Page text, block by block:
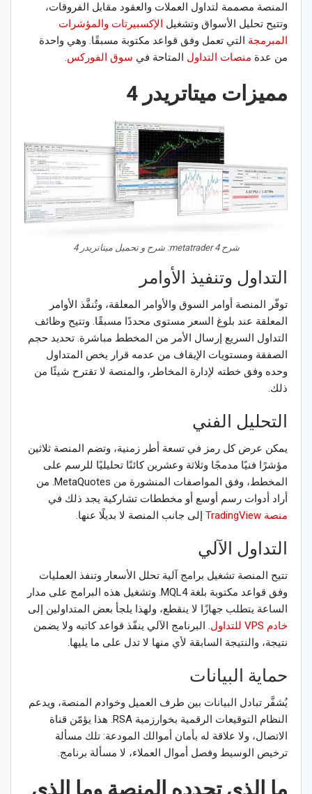
المنصة مصممة لتداول العملات والعقود مقابل الفروقات،
وتتيح تحليل الأسواق وتشغيل الإكسبيرتات والمؤشرات
المبرمجة التي تعمل وفق قواعد مكتوبة مسبقًا. وهي واحدة
من عدة منصات التداول المتاحة في سوق الفوركس.
مميزات ميتاتريدر 4
شرح metatrader 4: شرح و تحميل ميتاتريدر 4
التداول وتنفيذ الأوامر
توفّر المنصة أوامر السوق والأوامر المعلقة، وتُنفَّذ الأوامر
المعلقة عند بلوغ السعر مستوى محددًا مسبقًا. وتتيح وظائف
التداول السريع إرسال الأمر من المخطط مباشرة. تحديد حجم
الصفقة ومستويات الإيقاف من عدمه قرار يخص المتداول
وحده وفق خطته لإدارة المخاطر، والمنصة لا تقترح شيئًا من
ذلك.
التحليل الفني
يمكن عرض كل رمز في تسعة أطر زمنية، وتضم المنصة ثلاثين
مؤشرًا فنيًا مدمجًا وثلاثة وعشرين كائنًا تحليليًا للرسم على
المخطط، وفق المواصفات المنشورة من MetaQuotes. من
أراد أدوات رسم أوسع أو مخططات تشاركية يجد ذلك في
منصة TradingView
إلى جانب المنصة لا بديلًا عنها.
التداول الآلي
تتيح المنصة تشغيل برامج آلية تحلل الأسعار وتنفذ العمليات
وفق قواعد مكتوبة بلغة MQL4. وتشغيل هذه البرامج على مدار
الساعة يتطلب جهازًا لا ينقطع، ولهذا يلجأ بعض المتداولين إلى
خادم VPS للتداول
. البرنامج الآلي ينفّذ قواعد كاتبه ولا يضمن
نتيجة، والنتيجة السابقة لأي منها لا تدل على ما يليها.
حماية البيانات
يُشفَّر تبادل البيانات بين طرف العميل وخوادم المنصة، ويدعم
النظام التوقيعات الرقمية بخوارزمية RSA. هذا يؤمّن قناة
الاتصال، ولا علاقة له بأمان أموالك المودعة: تلك مسألة
ترخيص الوسيط وفصل أموال العملاء، لا مسألة برنامج.
ما الذي تحدده المنصة وما الذي